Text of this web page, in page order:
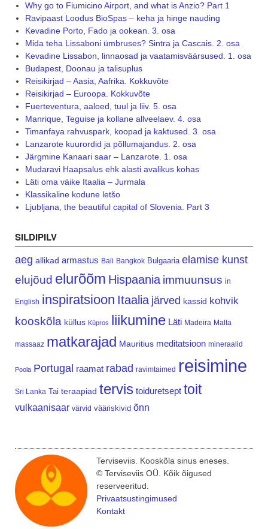
Why go to Fiumicino Airport, and what is Anzio? Part 1
Ravipaast Loodus BioSpas – keha ja hinge nauding
Kevadine Porto, Fado ja ookean. 3. osa
Mida teha Lissaboni ümbruses? Sintra ja Cascais. 2. osa
Kevadine Lissabon, linnaosad ja vaatamisväärsused. 1. osa
Budapest, Doonau ja talisuplus
Reisikirjad – Aasia, Aafrika. Kokkuvõte
Reisikirjad – Euroopa. Kokkuvõte
Fuerteventura, aaloed, tuul ja liiv. 5. osa
Manrique, Teguise ja kollane allveelaev. 4. osa
Timanfaya rahvuspark, koopad ja kaktused. 3. osa
Lanzarote kuurordid ja põllumajandus. 2. osa
Järgmine Kanaari saar – Lanzarote. 1. osa
Mudaravi Haapsalus ehk alasti avalikus kohas
Läti oma väike Itaalia – Jurmala
Klassikaline kodune letšo
Ljubljana, the beautiful capital of Slovenia. Part 3
SILDIPILV
aeg allikad armastus Bali Bangkok Bulgaaria elamise kunst
elujõud elurõõm Hispaania immuunsus in
English inspiratsioon Itaalia järved kassid kohvik
kooskõla küllus Küpros liikumine Läti Madeira Malta
massaaz matkarajad Mauritius meditatsioon mineraalid
Poola Portugal raamat rabad ravimtaimed reisimine
Sri Lanka Tai teraapiad tervis toiduretsept toit
vulkaanisaar värvid vääriskivid õnn
Terviseviis. Kooskõla sinus eneses.
© Terviseviis OÜ. Kõik õigused
reserveeritud.
Privaatsustingimused
Kontakt